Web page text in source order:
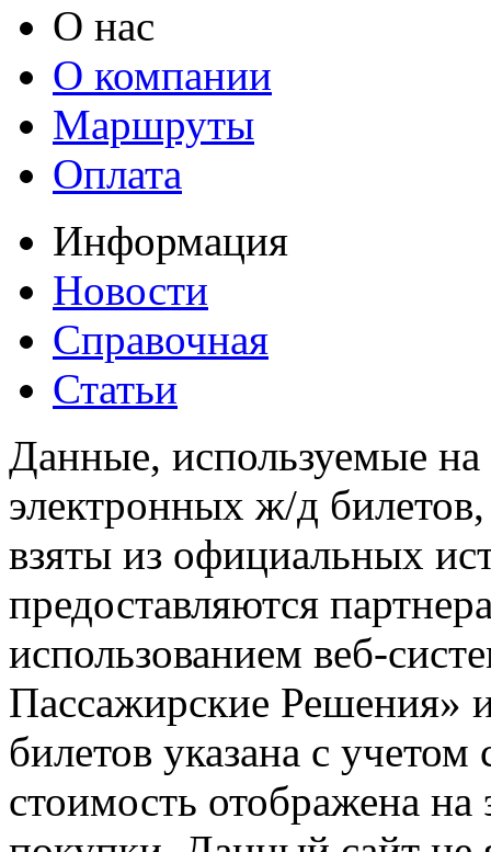
О нас
О компании
Маршруты
Оплата
Информация
Новости
Справочная
Статьи
Данные, используемые на
электронных ж/д
взяты из официальных
предоставляются
использованием веб-
Пассажирские
билетов указана с
стоимость отображена